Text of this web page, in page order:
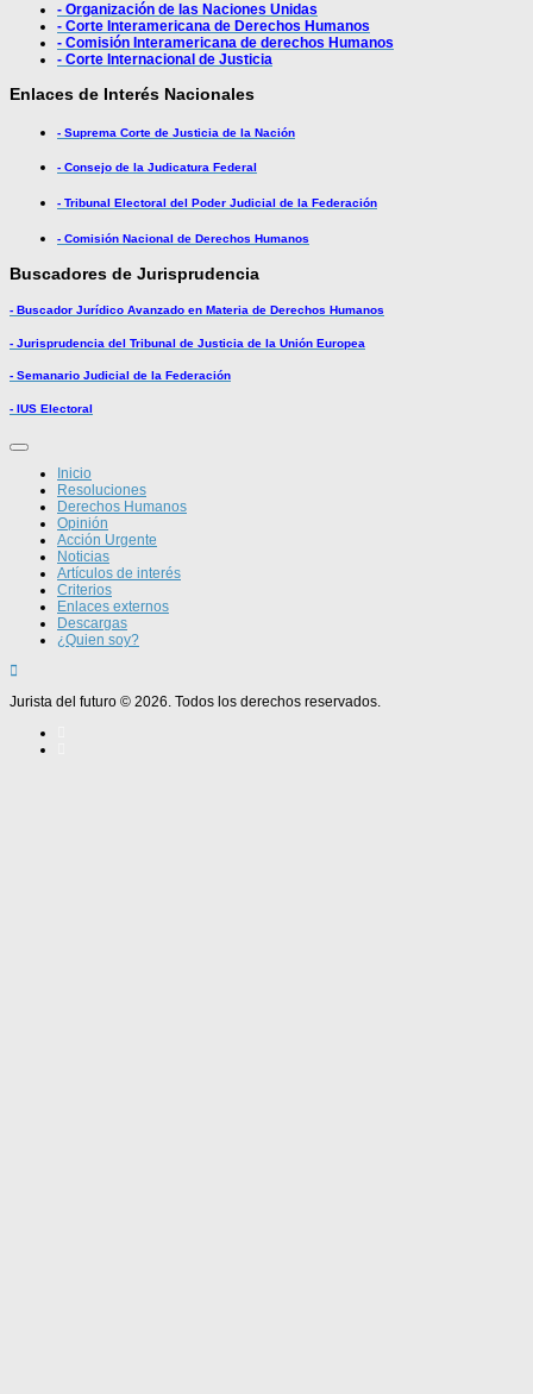
- Organización de las Naciones Unidas
- Corte Interamericana de Derechos Humanos
- Comisión Interamericana de derechos Humanos
- Corte Internacional de Justicia
Enlaces de Interés Nacionales
- Suprema Corte de Justicia de la Nación
- Consejo de la Judicatura Federal
- Tribunal Electoral del Poder Judicial de la Federación
- Comisión Nacional de Derechos Humanos
Buscadores de Jurisprudencia
- Buscador Jurídico Avanzado en Materia de Derechos Humanos
- Jurisprudencia del Tribunal de Justicia de la Unión Europea
- Semanario Judicial de la Federación
- IUS Electoral
Inicio
Resoluciones
Derechos Humanos
Opinión
Acción Urgente
Noticias
Artículos de interés
Criterios
Enlaces externos
Descargas
¿Quien soy?
Jurista del futuro © 2026. Todos los derechos reservados.